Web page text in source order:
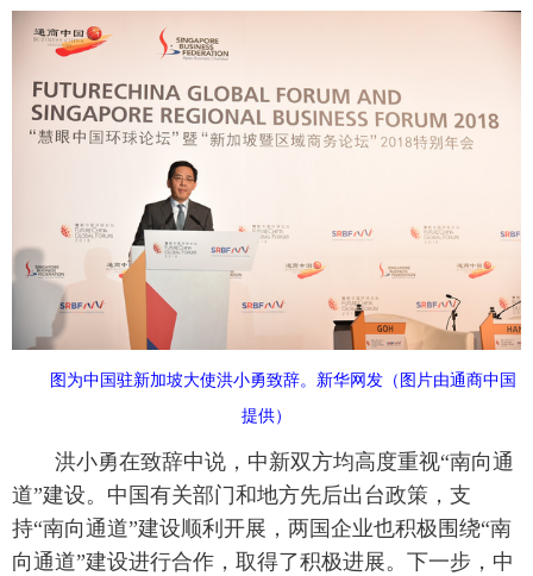
图片 视频 彩票 食品
金融 公益 军事 无人机
摄影
新华电视中文 新华电视英文
图为中国驻新加坡大使洪小勇致辞。 新华网发（图片由通商中国
提供）
洪小勇在致辞中说，中新双方均高度重视“南向通
道”建设。中国有关部门和地方先后出台政策，支
持“南向通道”建设顺利开展，两国企业也积极围绕“南
向通道”建设进行合作，取得了积极进展。下一步，中